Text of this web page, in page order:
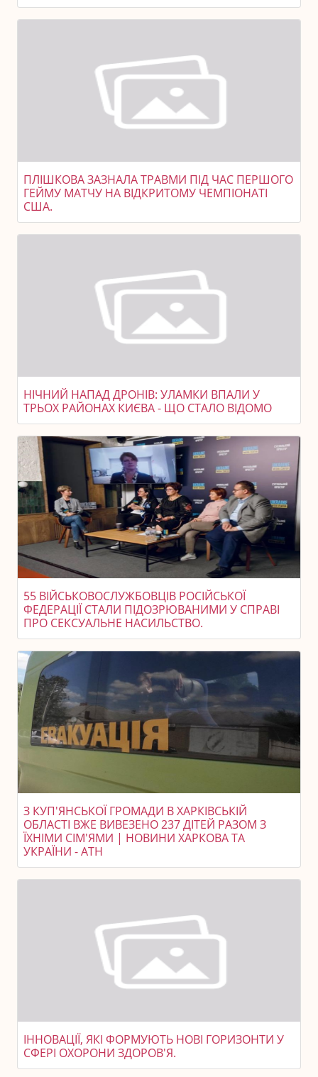
ПЛІШКОВА ЗАЗНАЛА ТРАВМИ ПІД ЧАС ПЕРШОГО
ГЕЙМУ МАТЧУ НА ВІДКРИТОМУ ЧЕМПІОНАТІ
США.
НІЧНИЙ НАПАД ДРОНІВ: УЛАМКИ ВПАЛИ У
ТРЬОХ РАЙОНАХ КИЄВА - ЩО СТАЛО ВІДОМО
55 ВІЙСЬКОВОСЛУЖБОВЦІВ РОСІЙСЬКОЇ
ФЕДЕРАЦІЇ СТАЛИ ПІДОЗРЮВАНИМИ У СПРАВІ
ПРО СЕКСУАЛЬНЕ НАСИЛЬСТВО.
З КУП'ЯНСЬКОЇ ГРОМАДИ В ХАРКІВСЬКІЙ
ОБЛАСТІ ВЖЕ ВИВЕЗЕНО 237 ДІТЕЙ РАЗОМ З
ЇХНІМИ СІМ'ЯМИ | НОВИНИ ХАРКОВА ТА
УКРАЇНИ - АТН
ІННОВАЦІЇ, ЯКІ ФОРМУЮТЬ НОВІ ГОРИЗОНТИ У
СФЕРІ ОХОРОНИ ЗДОРОВ'Я.